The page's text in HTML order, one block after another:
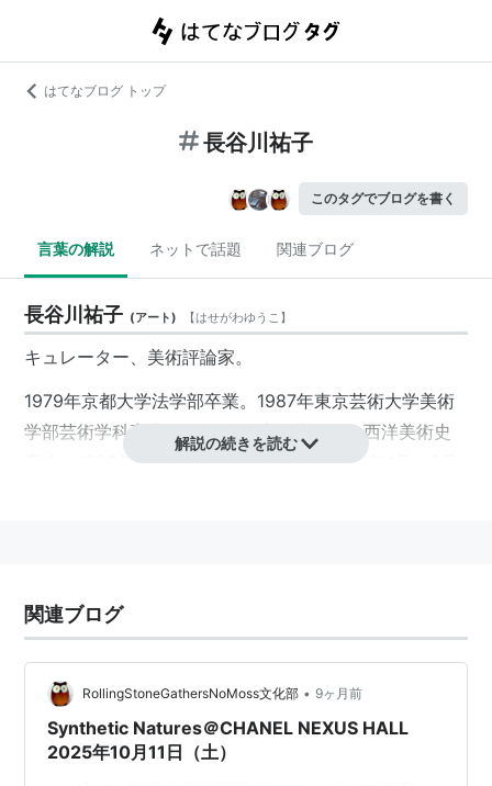
はてなブログ トップ
長谷川祐子
このタグでブログを書く
言葉の解説 ネットで話題 関連ブログ
長谷川祐子 (アート) 【はせがわゆうこ 】
キュレーター、美術評論家。
1979年京都大学法学部卒業。1987年東京芸術大学美術
学部芸術学科卒業、1989年同大学院修了。西洋美術史
専攻。1989年より水戸芸術館学芸員、1992年1月〜6月
会員、国際美術館連盟現代美術部門（CIMAM）理事。
主な訳書に『シュルセクシュアリティ』『現代美術の歴
史』『プリミテイヴィスム』（共著）、共書に『名画へ
の旅 屋外へ出たキャンバス』『ヤン・ファーブル』
『ソフト・アーバニズム』（共著）など。
解説の続きを読む
関連ブログ
RollingStoneGathersNoMoss文化部 • 9ヶ月前
Synthetic Natures＠CHANEL NEXUS HALL
2025年10月11日（土）